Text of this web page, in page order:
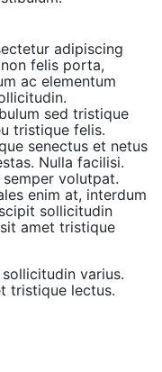
adipiscing
felis porta,
ac elementum
sed tristique
tristique felis.
senectus et netus
Nulla facilisi.
semper volutpat.
enim at, interdum
sollicitudin
amet tristique
varius.
tristique lectus.